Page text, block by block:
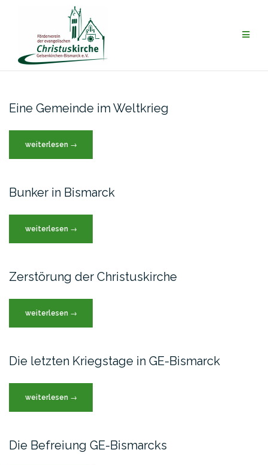
Eine Gemeinde im Weltkrieg
„Eine
Gemeinde
Weltkrieg“
weiterlesen →
Bunker in Bismarck
„Bunker
in
weiterlesen →
Zerstörung der Christuskirche
„Zerstörung
der
weiterlesen →
Die letzten Kriegstage in GE-Bismarck
„Die
letzten
weiterlesen →
Die Befreiung GE-Bismarcks